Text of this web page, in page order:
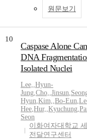
원문보기
10
Caspase Alone
DNA
Isolated Nuclei
Lee,,Hyun-
Jung,Cho,,Jinsun,
Hyun,Kim,,Bo-Eun,
Hee,Hur,,Kyuchung,
Seon
이화여자대학교
전달연구센터